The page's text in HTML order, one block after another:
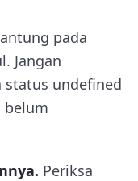
pada
Jangan
status undefined
belum
Periksa